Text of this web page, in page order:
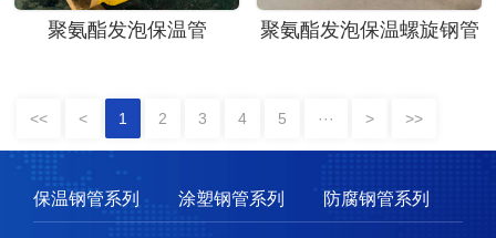
聚氨酯发泡保温管 聚氨酯发泡保温螺旋钢管
<< < 1 2 3 4 5 ··· > >>
保温钢管系列 涂塑钢管系列 防腐钢管系列